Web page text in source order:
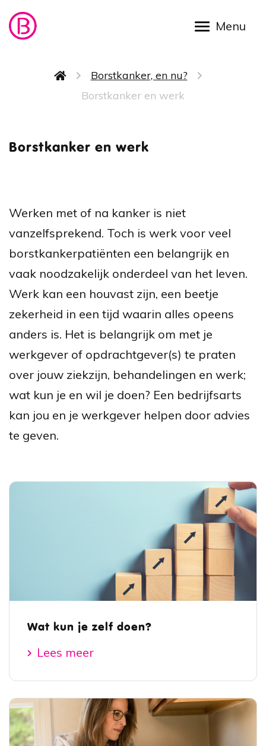
Overslaan en naar de inhoud gaan
Kruimelpad
Borstkanker, en nu?
Borstkanker en werk
Borstkanker en werk
Werken met of na kanker is niet
vanzelfsprekend. Toch is werk voor veel
borstkankerpatiënten een belangrijk en
vaak noodzakelijk onderdeel van het leven.
Werk kan een houvast zijn, een beetje
zekerheid in een tijd waarin alles opeens
anders is. Het is belangrijk om met je
werkgever of opdrachtgever(s) te praten
over jouw ziekzijn, behandelingen en werk;
wat kun je en wil je doen? Een bedrijfsarts
kan jou en je werkgever helpen door advies
te geven.
Wat kun je zelf doen?
Lees meer